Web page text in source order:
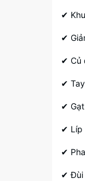
✔
✔
✔ Củ
✔
✔
✔ Líp
✔
✔ Đùi